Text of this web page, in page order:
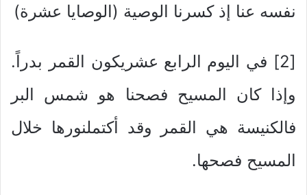
نفسه عنا إذ كسرنا الوصية (الوصايا عشرة)
[2] في اليوم الرابع عشريكون القمر بدراً.
وإذا كان المسيح فصحنا هو شمس البر
فالكنيسة هي القمر وقد أكتملنورها خلال
المسيح فصحها.